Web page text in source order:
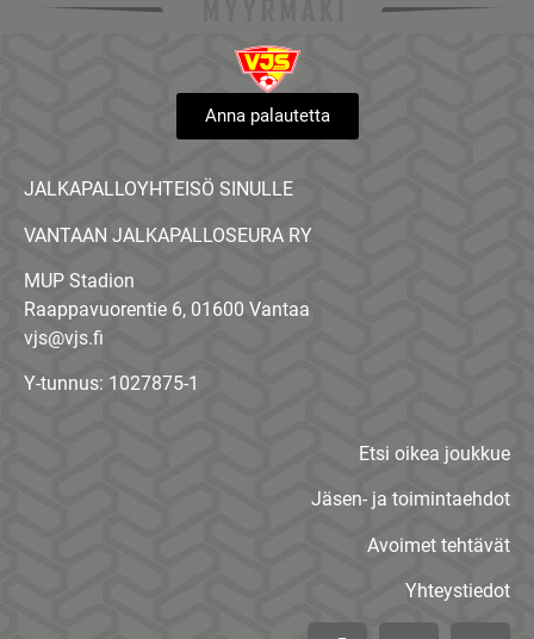
Anna palautetta
JALKAPALLOYHTEISÖ SINULLE
VANTAAN JALKAPALLOSEURA RY
MUP Stadion
Raappavuorentie 6, 01600 Vantaa
vjs@vjs.fi
Y-tunnus: 1027875-1
Etsi oikea joukkue
Jäsen- ja toimintaehdot
Avoimet tehtävät
Yhteystiedot